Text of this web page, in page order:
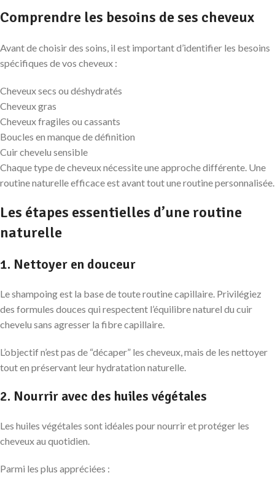
Comprendre les besoins de ses cheveux
Avant de choisir des soins, il est important d’identifier les besoins
spécifiques de vos cheveux :
Cheveux secs ou déshydratés
Cheveux gras
Cheveux fragiles ou cassants
Boucles en manque de définition
Cuir chevelu sensible
Chaque type de cheveux nécessite une approche différente. Une
routine naturelle efficace est avant tout une routine personnalisée.
Les étapes essentielles d’une routine
naturelle
1. Nettoyer en douceur
Le shampoing est la base de toute routine capillaire. Privilégiez
des formules douces qui respectent l’équilibre naturel du cuir
chevelu sans agresser la fibre capillaire.
L’objectif n’est pas de “décaper” les cheveux, mais de les nettoyer
tout en préservant leur hydratation naturelle.
2. Nourrir avec des huiles végétales
Les huiles végétales sont idéales pour nourrir et protéger les
cheveux au quotidien.
Parmi les plus appréciées :